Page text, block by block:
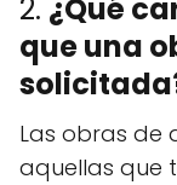
2. ¿Qué
que una
Las obras de
aquellas que